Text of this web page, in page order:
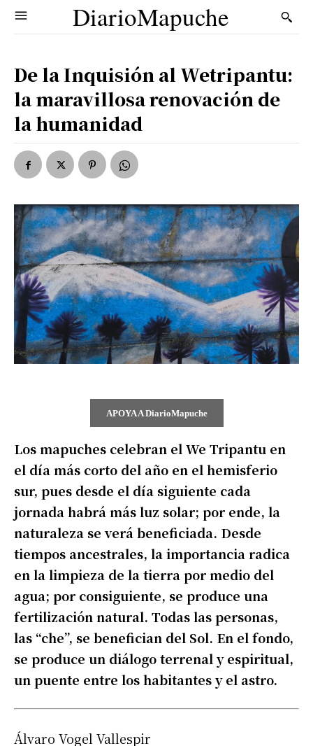
DiarioMapuche
De la Inquisión al Wetripantu:
la maravillosa renovación de
la humanidad
APOYA A DiarioMapuche
Los mapuches celebran el We Tripantu en
el día más corto del año en el hemisferio
sur, pues desde el día siguiente cada
jornada habrá más luz solar; por ende, la
naturaleza se verá beneficiada. Desde
tiempos ancestrales, la importancia radica
en la limpieza de la tierra por medio del
agua; por consiguiente, se produce una
fertilización natural. Todas las personas,
las “che”, se benefician del Sol. En el fondo,
se produce un diálogo terrenal y espiritual,
un puente entre los habitantes y el astro.
Álvaro Vogel Vallespir